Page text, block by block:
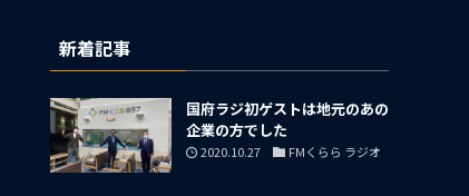
新着記事
国府ラジ初ゲストは地元のあの
企業の方でした
2020.10.27 FMくらら ラジオ